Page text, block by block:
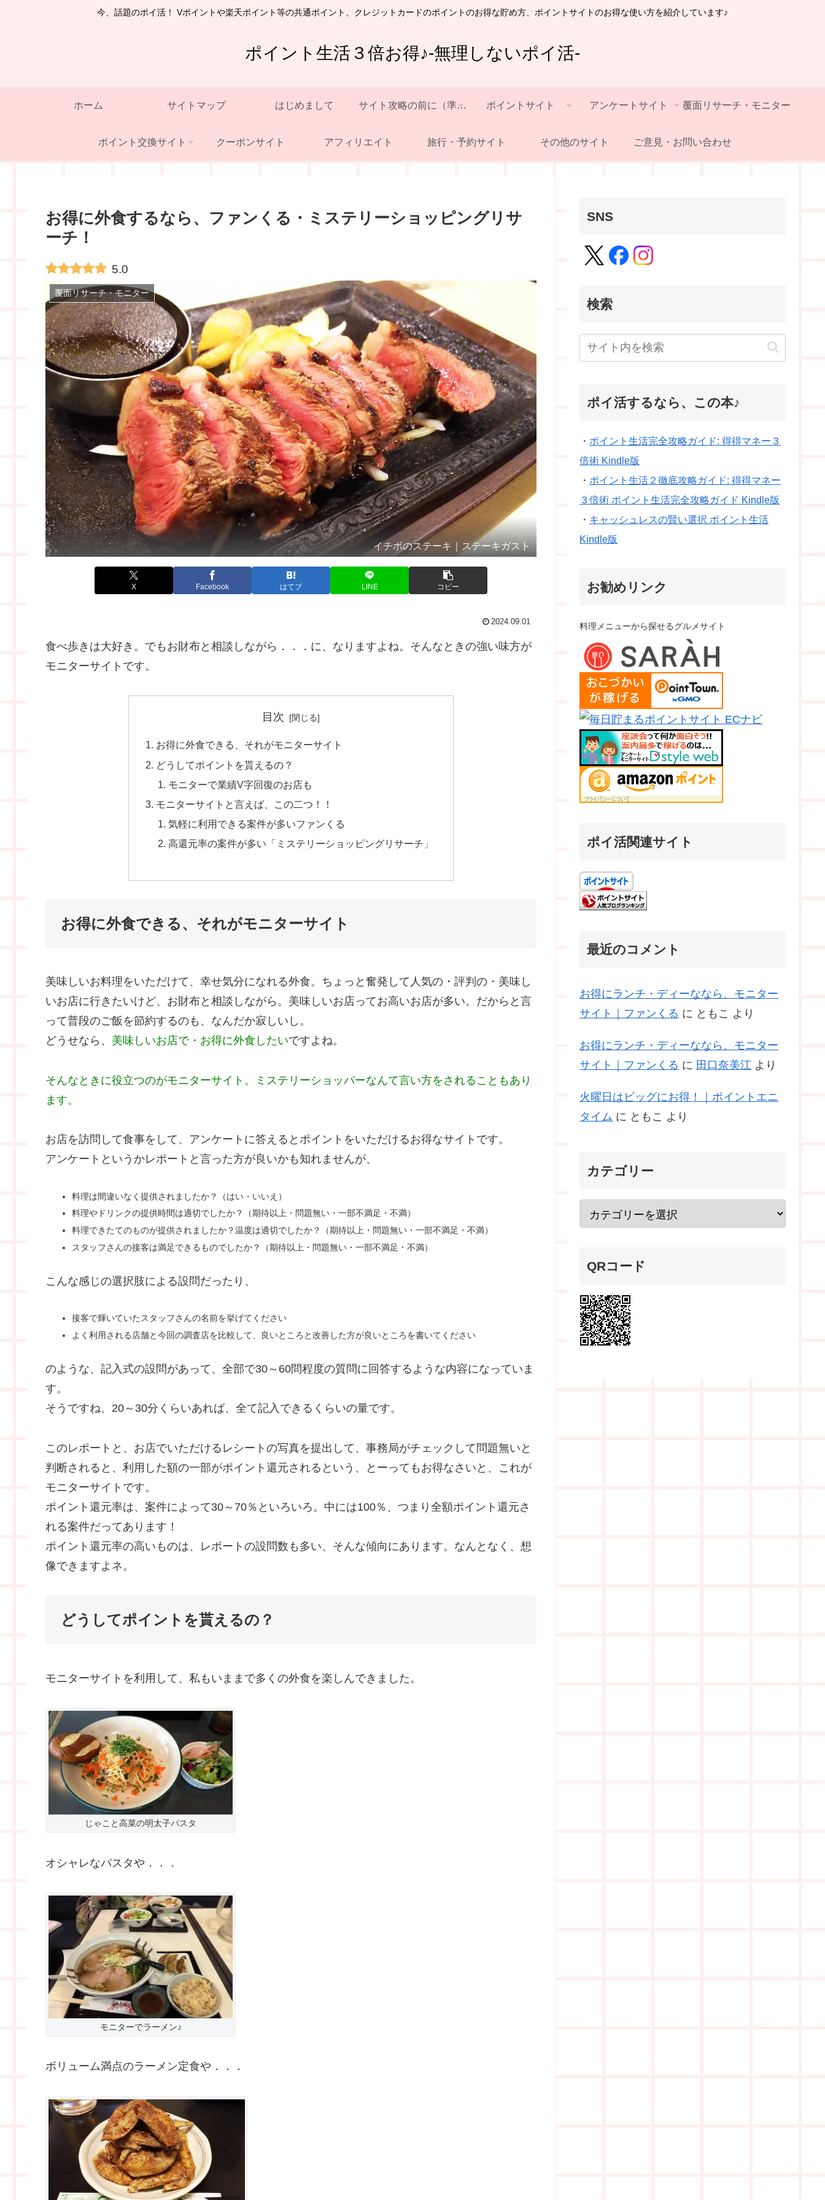
今、話題のポイ活！ Vポイントや楽天ポイント等の共通ポイント、クレジットカードのポイントのお得な貯め方、ポイントサイトのお得な使い方を紹介しています♪
ポイント生活３倍お得♪-無理しないポイ活-
ホーム サイトマップ はじめまして サイト攻略の前に（準備） ポイントサイト アンケートサイト 覆面リサーチ・モニター
ポイント交換サイト クーポンサイト アフィリエイト 旅行・予約サイト その他のサイト ご意見・お問い合わせ
お得に外食するなら、ファンくる・ミステリーショッピングリサ
ーチ！
5.0
覆面リサーチ・モニター
イチボのステーキ｜ステーキガスト
X Facebook はてブ LINE コピー
2024.09.01
食べ歩きは大好き。でもお財布と相談しながら．．．に、なりますよね。そんなときの強い味方が
モニターサイトです。
目次
お得に外食できる、それがモニターサイト
どうしてポイントを貰えるの？
モニターで業績V字回復のお店も
モニターサイトと言えば、この二つ！！
気軽に利用できる案件が多いファンくる
高還元率の案件が多い「ミステリーショッピングリサーチ」
お得に外食できる、それがモニターサイト
美味しいお料理をいただけて、幸せ気分になれる外食。ちょっと奮発して人気の・評判の・美味し
いお店に行きたいけど、お財布と相談しながら。美味しいお店ってお高いお店が多い。だからと言
って普段のご飯を節約するのも、なんだか寂しいし。
どうせなら、 美味しいお店で・お得に外食したいですよね。
そんなときに役立つのがモニターサイト。ミステリーショッパーなんて言い方をされることもあり
ます。
お店を訪問して食事をして、アンケートに答えるとポイントをいただけるお得なサイトです。
アンケートというかレポートと言った方が良いかも知れませんが、
料理は間違いなく提供されましたか？（はい・いいえ）
料理やドリンクの提供時間は適切でしたか？（期待以上・問題無い・一部不満足・不満）
料理できたてのものが提供されましたか？温度は適切でしたか？（期待以上・問題無い・一部不満足・不満）
スタッフさんの接客は満足できるものでしたか？（期待以上・問題無い・一部不満足・不満）
こんな感じの選択肢による設問だったり、
接客で輝いていたスタッフさんの名前を挙げてください
よく利用される店舗と今回の調査店を比較して、良いところと改善した方が良いところを書いてください
のような、記入式の設問があって、全部で30～60問程度の質問に回答するような内容になっていま
す。
そうですね、20～30分くらいあれば、全て記入できるくらいの量です。
このレポートと、お店でいただけるレシートの写真を提出して、事務局がチェックして問題無いと
判断されると、利用した額の一部がポイント還元されるという、とーってもお得なさいと、これが
モニターサイトです。
ポイント還元率は、案件によって30～70％といろいろ。中には100％、つまり全額ポイント還元さ
れる案件だってあります！
ポイント還元率の高いものは、レポートの設問数も多い、そんな傾向にあります。なんとなく、想
像できますよネ。
どうしてポイントを貰えるの？
モニターサイトを利用して、私もいままで多くの外食を楽しんできました。
じゃこと高菜の明太子パスタ
オシャレなパスタや．．．
モニターでラーメン♪
ボリューム満点のラーメン定食や．．．
SNS
検索
ポイ活するなら、この本♪
・ ポイント生活完全攻略ガイド: 得得マネー３
倍術 Kindle版
・ ポイント生活２徹底攻略ガイド: 得得マネー
３倍術 ポイント生活完全攻略ガイド Kindle版
・ キャッシュレスの賢い選択 ポイント生活
Kindle版
お勧めリンク
料理メニューから探せるグルメサイト
ポイ活関連サイト
最近のコメント
お得にランチ・ディーななら、モニター
サイト｜ファンくる に ともこ より
お得にランチ・ディーななら、モニター
サイト｜ファンくる に 田口奈美江 より
火曜日はビッグにお得！｜ポイントエニ
タイム に ともこ より
カテゴリー
QRコード